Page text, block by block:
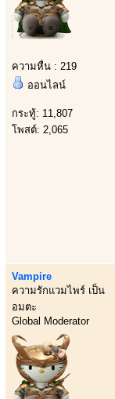
ความหื่น : 219
ออนไลน์
กระทู้: 11,807
โพสต์: 2,065
Vampire
ความรักแวมไพร์ เป็น
อมตะ
Global Moderator